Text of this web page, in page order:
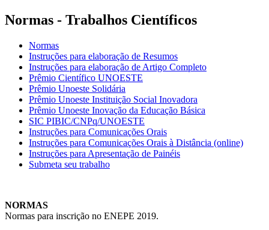
Normas - Trabalhos Científicos
Normas
Instruções para elaboração de Resumos
Instruções para elaboração de Artigo Completo
Prêmio Científico UNOESTE
Prêmio Unoeste Solidária
Prêmio Unoeste Instituição Social Inovadora
Prêmio Unoeste Inovação da Educação Básica
SIC PIBIC/CNPq/UNOESTE
Instruções para Comunicações Orais
Instruções para Comunicações Orais à Distância (online)
Instruções para Apresentação de Painéis
Submeta seu trabalho
NORMAS
Normas para inscrição no ENEPE 2019.